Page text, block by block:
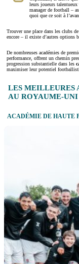
leurs joueurs talentueux
manager de football –
quoi que ce soit à
Trouver une place dans les clubs
encore – il existe d’autres options
De nombreuses académies de
performance, offrent un chemin
progression substantielle dans les
maximiser leur potentiel
LES MEILLEURES
AU ROYAUME-UNI
ACADÉMIE DE HAUTE